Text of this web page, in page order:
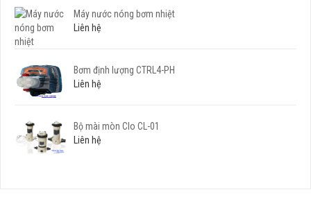
Máy nước nóng bơm nhiệt
Liên hệ
Bơm định lượng CTRL4-PH
Liên hệ
Bộ mài mòn Clo CL-01
Liên hệ